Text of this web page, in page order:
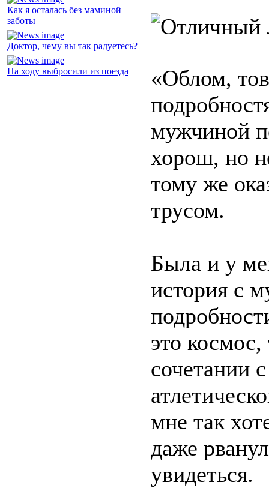
Как я осталась без маминой
заботы
Доктор, чему вы так радуетесь?
На ходу выбросили из поезда
«Облом,
мужчиной
хорош, но
тому же
трусом.
Была и у
история с
это
сочетании
мне так
даже
увидеться.